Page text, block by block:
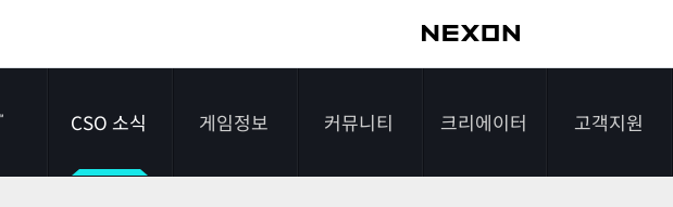
CSO 소식 게임정보 커뮤니티 크리에이터 고객지원